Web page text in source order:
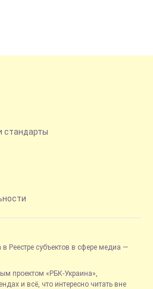
стандарты
Реестре субъектов в сфере медиа —
проектом «РБК-Украина»,
и всё, что интересно читать вне